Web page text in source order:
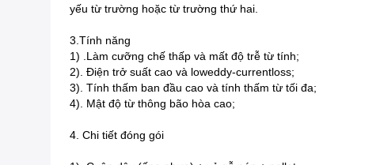
yếu từ trường hoặc từ trường thứ hai.
3.Tính năng
1) .Làm cưỡng chế thấp và mất độ trễ từ tính;
2). Điện trở suất cao và loweddy-currentloss;
3). Tính thấm ban đầu cao và tính thấm từ tối đa;
4). Mật độ từ thông bão hòa cao;
4. Chi tiết đóng gói